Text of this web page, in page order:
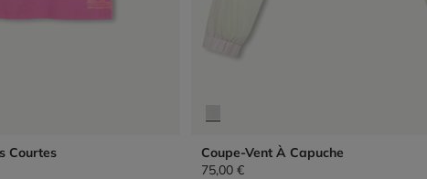
Courtes
Coupe-Vent À Capuche
75,00 €